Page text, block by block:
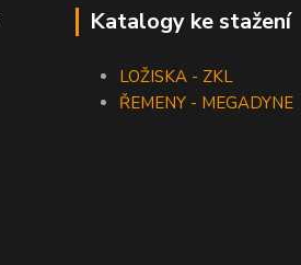
Katalogy ke stažení
LOŽISKA - ZKL
ŘEMENY - MEGADYNE